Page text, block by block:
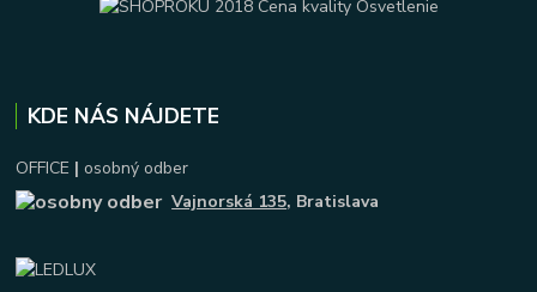
KDE NÁS NÁJDETE
OFFICE | osobný odber
Vajnorská 135, Bratislava